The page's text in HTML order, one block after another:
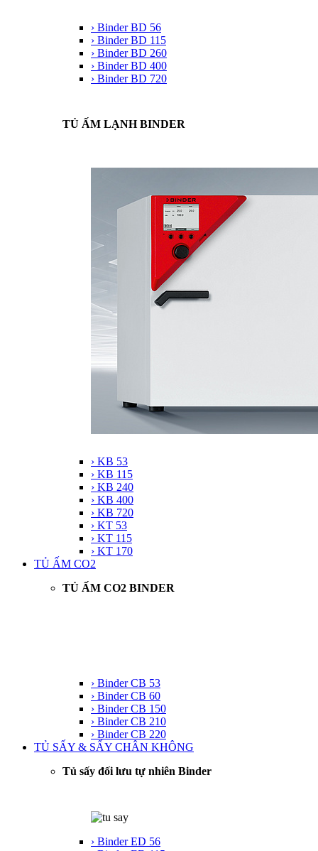
› Binder BD 56
› Binder BD 115
› Binder BD 260
› Binder BD 400
› Binder BD 720
TỦ ẤM LẠNH BINDER
› KB 53
› KB 115
› KB 240
› KB 400
› KB 720
› KT 53
› KT 115
› KT 170
TỦ ẤM CO2
TỦ ẤM CO2 BINDER
› Binder CB 53
› Binder CB 60
› Binder CB 150
› Binder CB 210
› Binder CB 220
TỦ SẤY & SẤY CHÂN KHÔNG
Tủ sấy đối lưu tự nhiên Binder
› Binder ED 56